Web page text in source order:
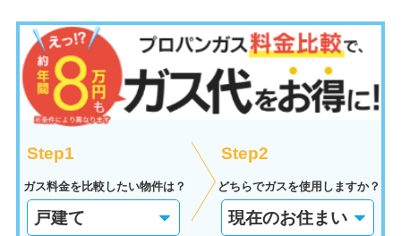
Step1
ガス料金を比較したい物件は？
Step2
どちらでガスを使用しますか？